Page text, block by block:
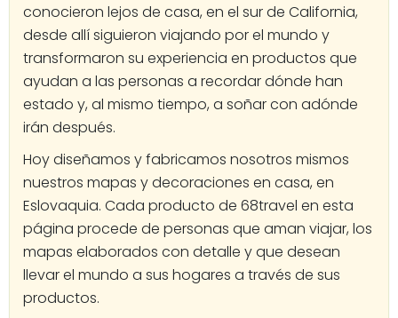
conocieron lejos de casa, en el sur de California,
desde allí siguieron viajando por el mundo y
transformaron su experiencia en productos que
ayudan a las personas a recordar dónde han
estado y, al mismo tiempo, a soñar con adónde
irán después.
Hoy diseñamos y fabricamos nosotros mismos
nuestros mapas y decoraciones en casa, en
Eslovaquia. Cada producto de 68travel en esta
página procede de personas que aman viajar, los
mapas elaborados con detalle y que desean
llevar el mundo a sus hogares a través de sus
productos.